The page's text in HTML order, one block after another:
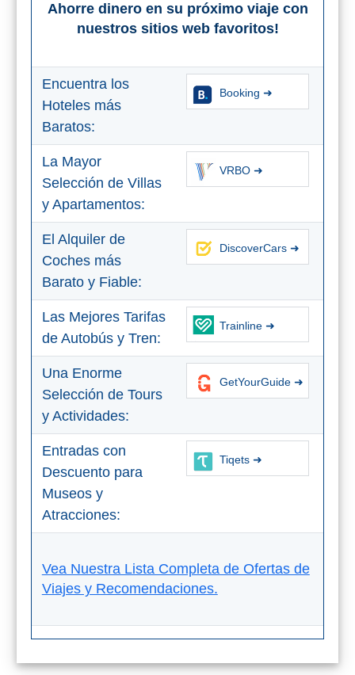
Ahorre dinero en su próximo viaje con
nuestros sitios web favoritos!
Encuentra los
Hoteles más
Baratos:
Booking ➜
La Mayor
Selección de Villas
y Apartamentos:
VRBO ➜
El Alquiler de
Coches más
Barato y Fiable:
DiscoverCars ➜
Las Mejores Tarifas
de Autobús y Tren:
Trainline ➜
Una Enorme
Selección de Tours
y Actividades:
GetYourGuide ➜
Entradas con
Descuento para
Museos y
Atracciones:
Tiqets ➜
Vea Nuestra Lista Completa de Ofertas de
Viajes y Recomendaciones.